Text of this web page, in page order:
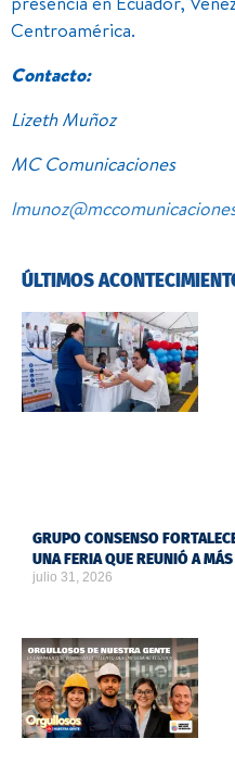
Centroamérica.
Contacto:
Lizeth Muñoz
MC Comunicaciones
ÚLTIMOS
GRUPO CONSENSO
UNA FERIA QUE REUNIÓ A
julio 31, 2026